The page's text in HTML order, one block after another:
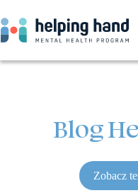
Blog
Zobacz